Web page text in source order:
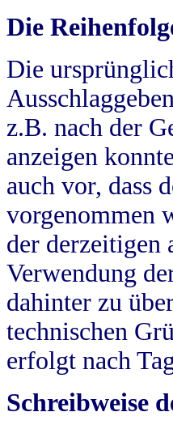
Die
Die
z.B. nach der
anzeigen
auch vor, dass
vorgenommen
der derzeitigen
Verwendung
dahinter zu
technischen
erfolgt nach
Schreibweise